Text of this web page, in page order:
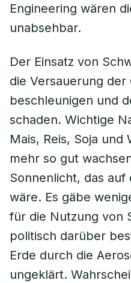
Engineering wären
unabsehbar.
Der Einsatz von
die Versauerung der
beschleunigen und
schaden. Wichtige
Mais, Reis, Soja
mehr so gut
Sonnenlicht, das
wäre. Es gäbe
für die Nutzung von
politisch darüber
Erde durch die
ungeklärt.